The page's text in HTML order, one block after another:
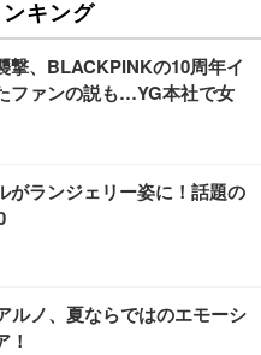
キング
撃、BLACKPINKの10周年イ
ファンの説も…YG本社で女
がランジェリー姿に！話題の
ルノ、夏ならではのエモーシ
！